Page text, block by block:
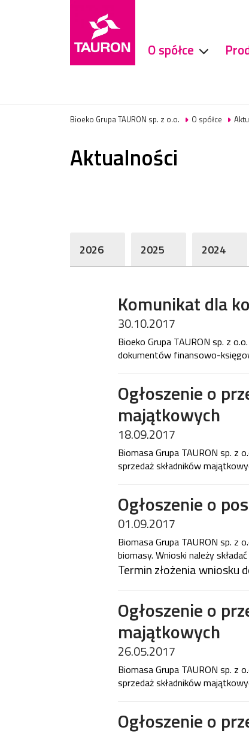
O spółce
​Bioeko Grupa TAURON sp. z o.o. O spółce
Aktualności
2026 2025 2024
Komunikat dla
30.10.2017
Bioeko Grupa TAURON sp. z
dokumentów finansowo-
Ogłoszenie o
majątkowych
18.09.2017
Biomasa Grupa TAURON sp.
sprzedaż składników
Ogłoszenie o
01.09.2017
Biomasa Grupa TAURON sp. z
biomasy. Wnioski należy
Termin złożenia wniosku
Ogłoszenie o
majątkowych
26.05.2017
Biomasa Grupa TAURON sp. z
sprzedaż składników
Ogłoszenie o